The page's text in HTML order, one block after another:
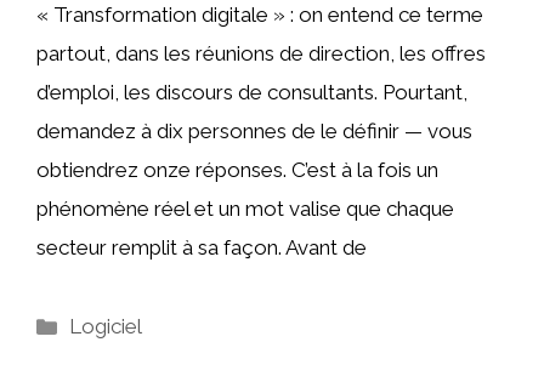
« Transformation digitale » : on entend ce terme
partout, dans les réunions de direction, les offres
d’emploi, les discours de consultants. Pourtant,
demandez à dix personnes de le définir — vous
obtiendrez onze réponses. C’est à la fois un
phénomène réel et un mot valise que chaque
secteur remplit à sa façon. Avant de
Catégories
Logiciel